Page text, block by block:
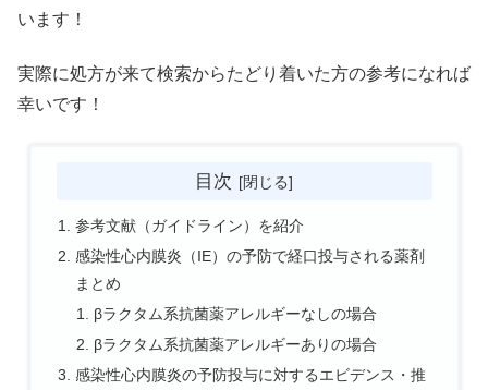
います！
実際に処方が来て検索からたどり着いた方の参考になれば
幸いです！
目次
参考文献（ガイドライン）を紹介
感染性心内膜炎（IE）の予防で経口投与される薬剤
まとめ
βラクタム系抗菌薬アレルギーなしの場合
βラクタム系抗菌薬アレルギーありの場合
感染性心内膜炎の予防投与に対するエビデンス・推